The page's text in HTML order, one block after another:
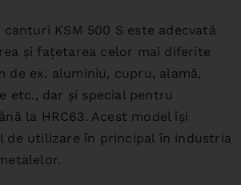
KSM 500 S este adecvată
şi faţetarea celor mai diferite
de ex. aluminiu, cupru, alamă,
etc., dar şi special pentru
la HRC63. Acest model îşi
de utilizare în principal în industria